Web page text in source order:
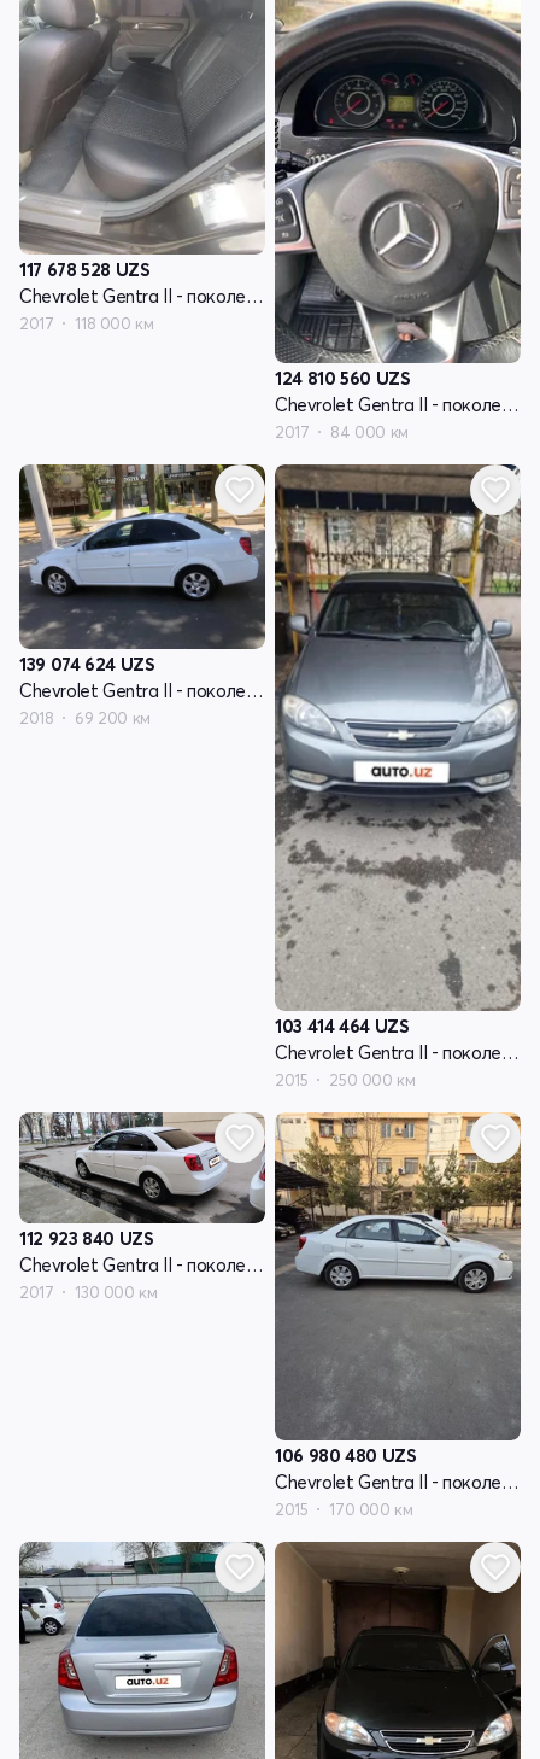
117 678 528 UZS
Chevrolet Gentra II - поколение
2017 118 000 км
124 810 560 UZS
Chevrolet Gentra II - поколение
2017 84 000 км
139 074 624 UZS
Chevrolet Gentra II - поколение
2018 69 200 км
103 414 464 UZS
Chevrolet Gentra II - поколение
2015 250 000 км
112 923 840 UZS
Chevrolet Gentra II - поколение
2017 130 000 км
106 980 480 UZS
Chevrolet Gentra II - поколение
2015 170 000 км